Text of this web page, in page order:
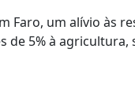
Faro, um alívio às
de 5% à